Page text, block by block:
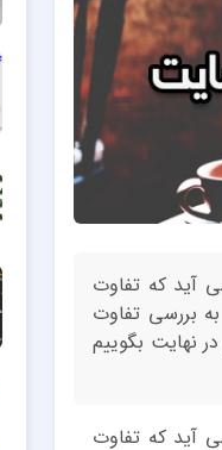
آید که تفاوت
بررسی تفاوت
نهایت بگوییم
آید که تفاوت